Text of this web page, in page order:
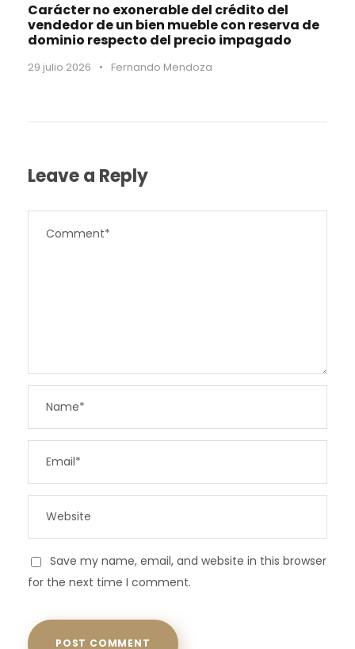
Carácter no exonerable del crédito del
vendedor de un bien mueble con reserva de
dominio respecto del precio impagado
29 julio 2026 • Fernando Mendoza
Leave a Reply
Save my name, email, and website in this browser
for the next time I comment.